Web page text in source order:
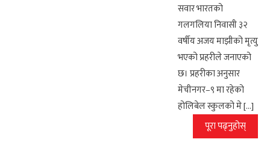
सवार भारतको
गलगलिया निवासी ३२
वर्षीय अजय माझीको मृत्यु
भएको प्रहरीले जनाएको
छ। प्रहरीका अनुसार
मेचीनगर–९ मा रहेको
होलिबेल स्कुलको मे […]
पूरा पढ्नुहोस्